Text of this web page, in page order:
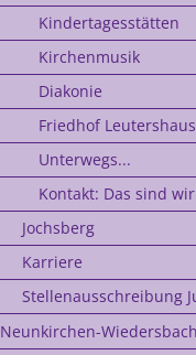
Kindertagesstätten
Kirchenmusik
Diakonie
Friedhof
Unterwegs...
Kontakt: Das sind
Jochsberg
Karriere
Stellenausschreibung
Neunkirchen-Wiedersbach